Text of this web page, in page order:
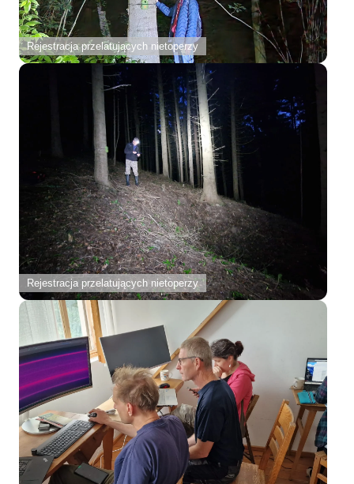
Rejestracja przelatujących nietoperzy
Rejestracja przelatujących nietoperzy